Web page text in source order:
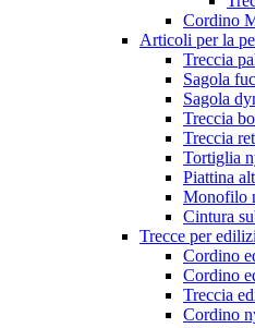
Cordino
Articoli per la
Treccia
Sagola
Sagola
Treccia
Treccia
Tortiglia
Piattina
Monofilo
Cintura
Trecce per
Cordino
Cordino
Treccia
Cordino